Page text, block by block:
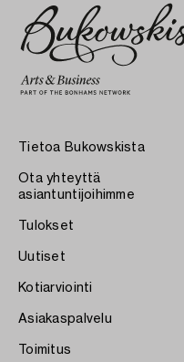
Tietoa Bukowskista
Ota yhteyttä
asiantuntijoihimme
Tulokset
Uutiset
Kotiarviointi
Asiakaspalvelu
Toimitus